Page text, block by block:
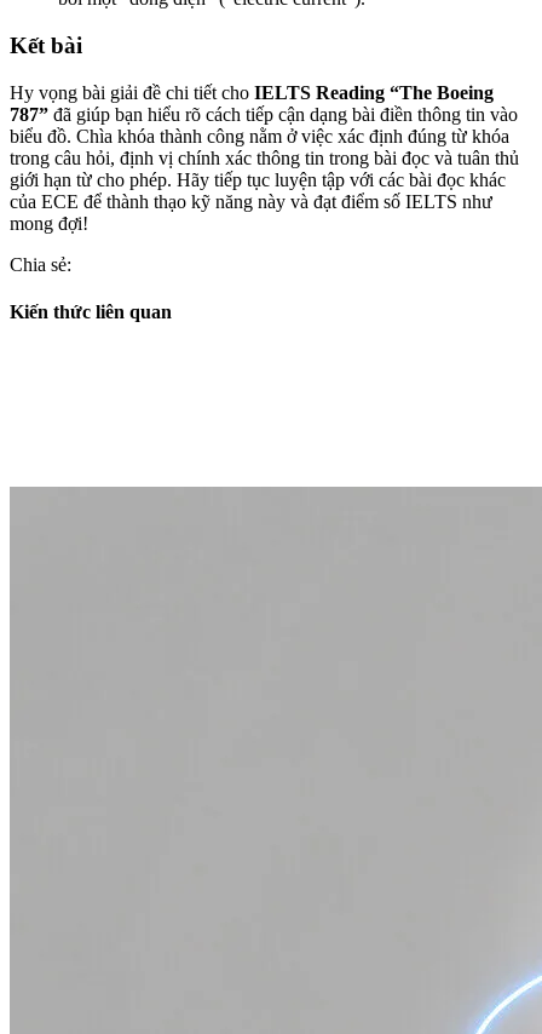
Kết bài
Hy vọng bài giải đề chi tiết cho IELTS Reading “The Boeing
787” đã giúp bạn hiểu rõ cách tiếp cận dạng bài điền thông tin vào
biểu đồ. Chìa khóa thành công nằm ở việc xác định đúng từ khóa
trong câu hỏi, định vị chính xác thông tin trong bài đọc và tuân thủ
giới hạn từ cho phép. Hãy tiếp tục luyện tập với các bài đọc khác
của ECE để thành thạo kỹ năng này và đạt điểm số IELTS như
mong đợi!
Chia sẻ:
Kiến thức liên quan